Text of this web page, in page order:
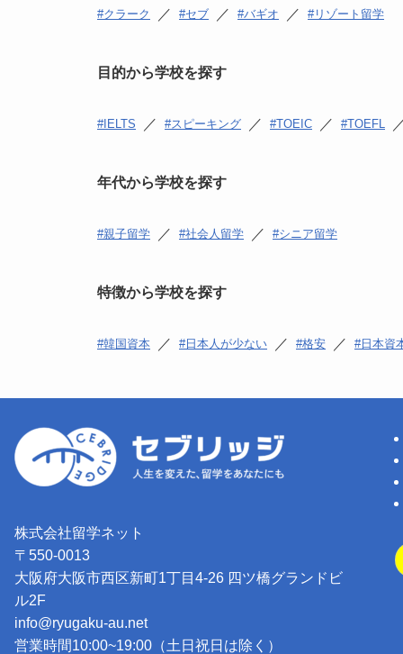
クラーク ／ セブ ／ バギオ ／ リゾート留学
目的から学校を探す
IELTS ／ スピーキング ／ TOEIC ／ TOEFL
年代から学校を探す
親子留学 ／ 社会人留学 ／ シニア留学
特徴から学校を探す
韓国資本 ／ 日本人が少ない ／ 格安 ／ 日本資
株式会社留学ネット
〒550-0013
大阪府大阪市西区新町1丁目4-26 四ツ橋グランドビ
ル2F
info@ryugaku-au.net
営業時間10:00~19:00（土日祝日は除く）